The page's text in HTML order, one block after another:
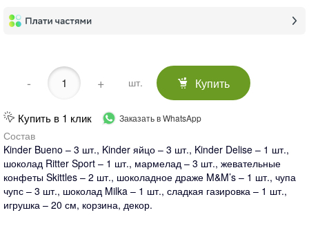
- + шт. Купить
Купить в 1 клик Заказать в WhatsApp
Состав
Kinder Bueno – 3 шт., Kinder яйцо – 3 шт., Kinder Delise – 1 шт.,
шоколад Ritter Sport – 1 шт., мармелад – 3 шт., жевательные
конфеты Skittles – 2 шт., шоколадное драже M&M’s – 1 шт., чупа
чупс – 3 шт., шоколад Milka – 1 шт., сладкая газировка – 1 шт.,
игрушка – 20 см, корзина, декор.